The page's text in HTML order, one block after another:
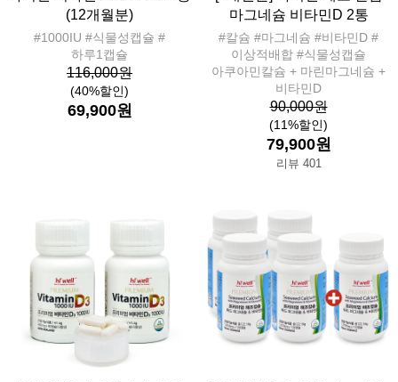
(12개월분)
#1000IU #식물성캡슐 #
하루1캡슐
116,000원
(40%할인)
69,900원
마그네슘 비타민D 2통
#칼슘 #마그네슘 #비타민D #
이상적배합 #식물성캡슐
아쿠아민칼슘 + 마린마그네슘 +
비타민D
90,000원
(11%할인)
79,900원
리뷰 401